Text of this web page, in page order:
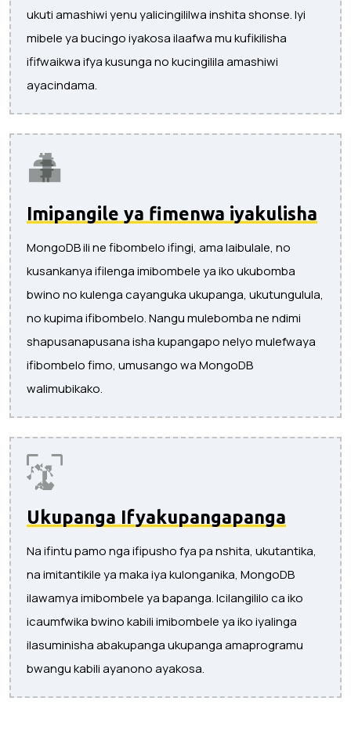
ukuti amashiwi yenu yalicingililwa inshita shonse. Iyi
mibele ya bucingo iyakosa ilaafwa mu kufikilisha
ififwaikwa ifya kusunga no kucingilila amashiwi
ayacindama.
Imipangile ya fimenwa iyakulisha
MongoDB ili ne fibombelo ifingi, ama laibulale, no
kusankanya ifilenga imibombele ya iko ukubomba
bwino no kulenga cayanguka ukupanga, ukutungulula,
no kupima ifibombelo. Nangu mulebomba ne ndimi
shapusanapusana isha kupangapo nelyo mulefwaya
ifibombelo fimo, umusango wa MongoDB
walimubikako.
Ukupanga Ifyakupangapanga
Na ifintu pamo nga ifipusho fya pa nshita, ukutantika,
na imitantikile ya maka iya kulonganika, MongoDB
ilawamya imibombele ya bapanga. Icilangililo ca iko
icaumfwika bwino kabili imibombele ya iko iyalinga
ilasuminisha abakupanga ukupanga amaprogramu
bwangu kabili ayanono ayakosa.